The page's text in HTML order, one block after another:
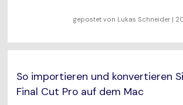
gepostet von Lukas Schneider |
So importieren und konvertieren
Final Cut Pro auf dem Mac